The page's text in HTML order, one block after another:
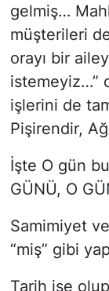
gelmiş…
müşterileri
orayı bir
istemeyiz…”
işlerini de
Pişirendir,
İşte O gün
GÜNÜ, O
Samimiyet
“miş” gibi
Tarih ise